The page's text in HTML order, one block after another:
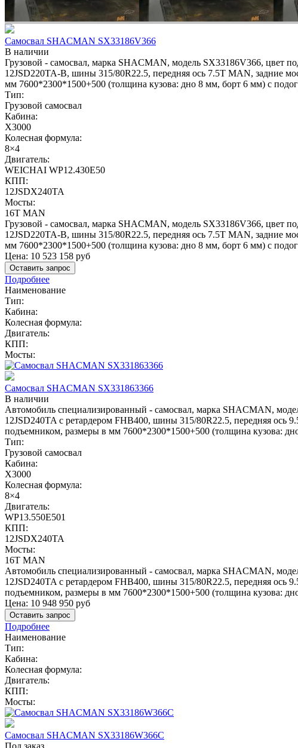
Самосвал SHACMAN SX33186V366
В наличии
Грузовой - самосвал, марка SHACMAN, модель SX33186V366, цвет
12JSD220TA-В, шины 315/80R22.5, передняя ось 7.5T MAN, задние
мм 7600*2300*1500+500 (толщина кузова: дно 8 мм, борт 6 мм) с
Тип:
Грузовой самосвал
Кабина:
X3000
Колесная формула:
8×4
Двигатель:
WEICHAI WP12.430E50
КПП:
12JSDX240TA
Мосты:
16T MAN
Грузовой - самосвал, марка SHACMAN, модель SX33186V366, цвет
12JSD220TA-В, шины 315/80R22.5, передняя ось 7.5T MAN, задние
мм 7600*2300*1500+500 (толщина кузова: дно 8 мм, борт 6 мм) с
Цена: 10 523 158 руб
Оставить запрос
Подробнее
Наименование
Тип:
Кабина:
Колесная формула:
Двигатель:
КПП:
Мосты:
Самосвал SHACMAN SX331863366
В наличии
Автомобиль специализированный - самосвал, марка SHACMAN,
12JSD240TA с ретардером FHB400, шины 315/80R22.5, передняя ось
подъемником, размеры в мм 7600*2300*1500+500 (толщина
Тип:
Грузовой самосвал
Кабина:
X3000
Колесная формула:
8×4
Двигатель:
WP13.550E501
КПП:
12JSDX240TA
Мосты:
16T MAN
Автомобиль специализированный - самосвал, марка SHACMAN,
12JSD240TA с ретардером FHB400, шины 315/80R22.5, передняя ось
подъемником, размеры в мм 7600*2300*1500+500 (толщина
Цена: 10 948 950 руб
Оставить запрос
Подробнее
Наименование
Тип:
Кабина:
Колесная формула:
Двигатель:
КПП:
Мосты:
Самосвал SHACMAN SX33186W366C
Под заказ